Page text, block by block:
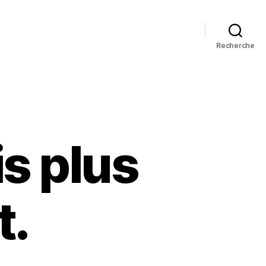
Recherche
plus